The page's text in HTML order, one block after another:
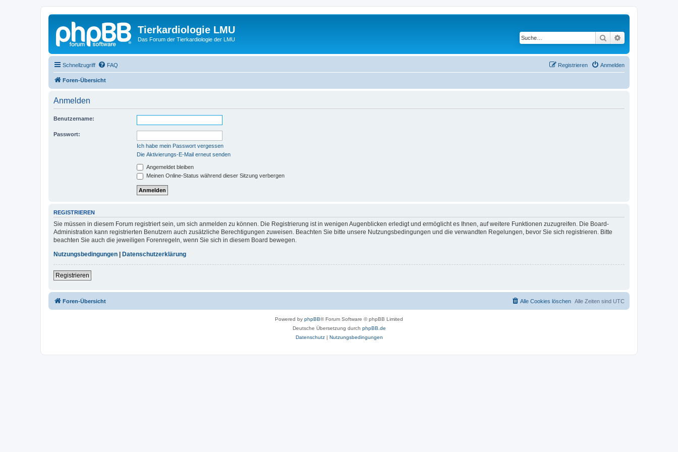
Tierkardiologie LMU
Das Forum der Tierkardiologie der LMU Suche
Schnellzugriff FAQ Anmelden
Registrieren
Foren-Übersicht
Anmelden
Benutzername:
Passwort:
Ich habe mein Passwort vergessen
Die Aktivierungs-E-Mail erneut senden
Angemeldet bleiben
Meinen Online-Status während dieser Sitzung verbergen
REGISTRIEREN
Sie müssen in diesem Forum registriert sein, um sich anmelden zu können. Die Registrierung ist in wenigen Augenblicken erledigt und ermöglicht es Ihnen, auf weitere Funktionen zuzugreifen. Die Board-
Administration kann registrierten Benutzern auch zusätzliche Berechtigungen zuweisen. Beachten Sie bitte unsere Nutzungsbedingungen und die verwandten Regelungen, bevor Sie sich registrieren. Bitte
beachten Sie auch die jeweiligen Forenregeln, wenn Sie sich in diesem Board bewegen.
Nutzungsbedingungen
Datenschutzerklärung
Registrieren
Foren-Übersicht Alle Zeiten sind UTC
Alle Cookies löschen
Powered by phpBB® Forum Software © phpBB Limited
Deutsche Übersetzung durch phpBB.de
Datenschutz| Nutzungsbedingungen